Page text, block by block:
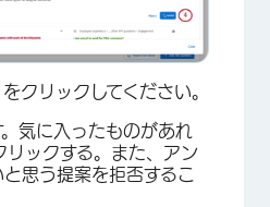
をクリックしてください。
気に入ったものがあれ
リックする。また、アン
思う提案を拒否するこ